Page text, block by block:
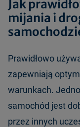
Jak
mijania i
Prawidłowo
zapewniają
warunkach.
samochód jest
przez innych